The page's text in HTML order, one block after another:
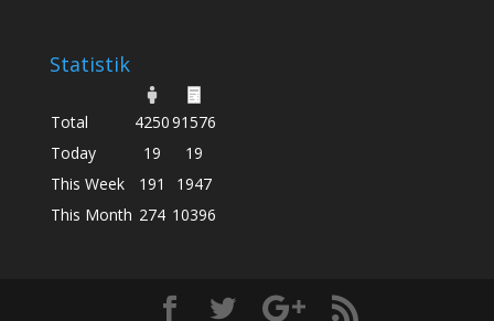
Statistik
Total 425091576
Today
19
19
This Week
191
1947
This Month 274 10396